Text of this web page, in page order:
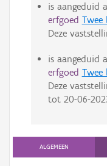
is aangeduid
erfgoed Twee
Deze
is aangeduid
erfgoed Twee
Deze
tot 20-06-
ALGEMEEN